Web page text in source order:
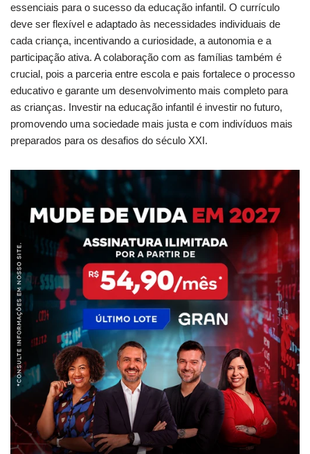
essenciais para o sucesso da educação infantil. O currículo
deve ser flexível e adaptado às necessidades individuais de
cada criança, incentivando a curiosidade, a autonomia e a
participação ativa. A colaboração com as famílias também é
crucial, pois a parceria entre escola e pais fortalece o processo
educativo e garante um desenvolvimento mais completo para
as crianças. Investir na educação infantil é investir no futuro,
promovendo uma sociedade mais justa e com indivíduos mais
preparados para os desafios do século XXI.